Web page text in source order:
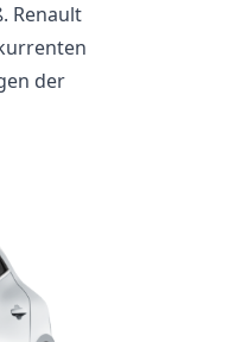
Renault
der